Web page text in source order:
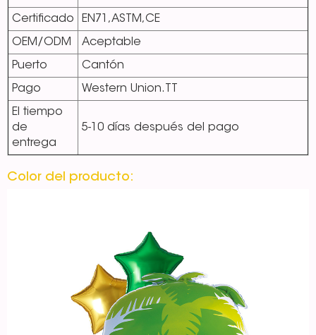
Certificado EN71,ASTM,CE
OEM/ODM Aceptable
Puerto Cantón
Pago Western Union.TT
El tiempo
de
entrega
5-10 días después del pago
Color del producto: